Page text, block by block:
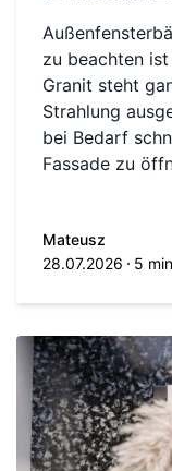
zu beachten ist Eine Außenfensterbank aus
Granit steht
Strahlung
bei Bedarf
Fassade zu
Mateusz
28.07.2026
5 min